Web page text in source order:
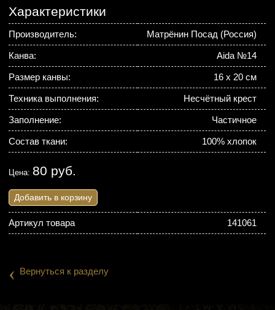
Характеристики
Производитель: Матрёнин Посад (Россия)
Канва: Aida №14
Размер канвы: 16 х 20 см
Техника выполнения: Несчётный крест
Заполнение: Частичное
Состав ткани: 100% хлопок
Цена: 80 руб.
Добавить в корзину
Артикул товара 141061
‹ Вернуться к разделу